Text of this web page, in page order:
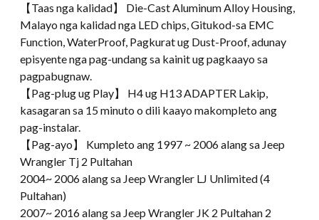
【Taas nga kalidad】 Die-Cast Aluminum Alloy Housing,
Malayo nga kalidad nga LED chips, Gitukod-sa EMC
Function, WaterProof, Pagkurat ug Dust-Proof, adunay
episyente nga pag-undang sa kainit ug pagkaayo sa
pagpabugnaw.
【Pag-plug ug Play】 H4 ug H13 ADAPTER Lakip,
kasagaran sa 15 minuto o dili kaayo makompleto ang
pag-instalar.
【Pag-ayo】 Kumpleto ang 1997 ~ 2006 alang sa Jeep
Wrangler Tj 2 Pultahan
2004~ 2006 alang sa Jeep Wrangler LJ Unlimited (4
Pultahan)
2007~ 2016 alang sa Jeep Wrangler JK 2 Pultahan 2